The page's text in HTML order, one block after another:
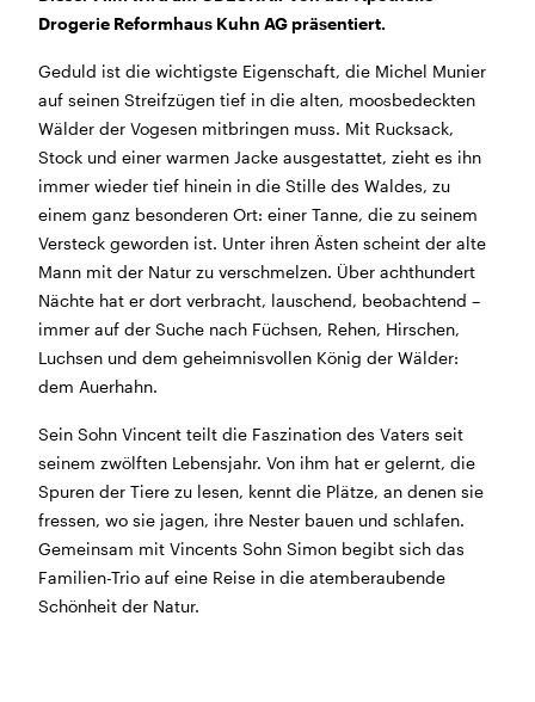
Küche ab 18 bis 20.45 Uhr
Mittwoch geschlossen
SOMMERÖFFNUNGSZEITEN
CINEMA2.7. bis 1.9. geschlossen
BÜHNE2.7. bis 3.9. geschlossen
ZMITTAG2.7. bis 9.8. geschlossen
BAR+BISTRO10.7. bis 1.8. findet ihr unsere Bar ab 18
Uhr im Geissenschachen
ab dem 10.8. sind wir wieder im Haus und freuen uns
auf euch <3
STADTFEST BRUGG
während dem
Stadtfest Brugg
, 20. bis 30. August,
bleibt das Haus jeweils von Freitag Abend bis Montag
Morgen geschlossen
Drogerie Reformhaus Kuhn AG präsentiert.
Geduld ist die wichtigste Eigenschaft, die Michel Munier
auf seinen Streifzügen tief in die alten, moosbedeckten
Wälder der Vogesen mitbringen muss. Mit Rucksack,
Stock und einer warmen Jacke ausgestattet, zieht es ihn
immer wieder tief hinein in die Stille des Waldes, zu
einem ganz besonderen Ort: einer Tanne, die zu seinem
Versteck geworden ist. Unter ihren Ästen scheint der alte
Mann mit der Natur zu verschmelzen. Über achthundert
Nächte hat er dort verbracht, lauschend, beobachtend –
immer auf der Suche nach Füchsen, Rehen, Hirschen,
Luchsen und dem geheimnisvollen König der Wälder:
dem Auerhahn.
Sein Sohn Vincent teilt die Faszination des Vaters seit
seinem zwölften Lebensjahr. Von ihm hat er gelernt, die
Spuren der Tiere zu lesen, kennt die Plätze, an denen sie
fressen, wo sie jagen, ihre Nester bauen und schlafen.
Gemeinsam mit Vincents Sohn Simon begibt sich das
Familien-Trio auf eine Reise in die atemberaubende
Schönheit der Natur.